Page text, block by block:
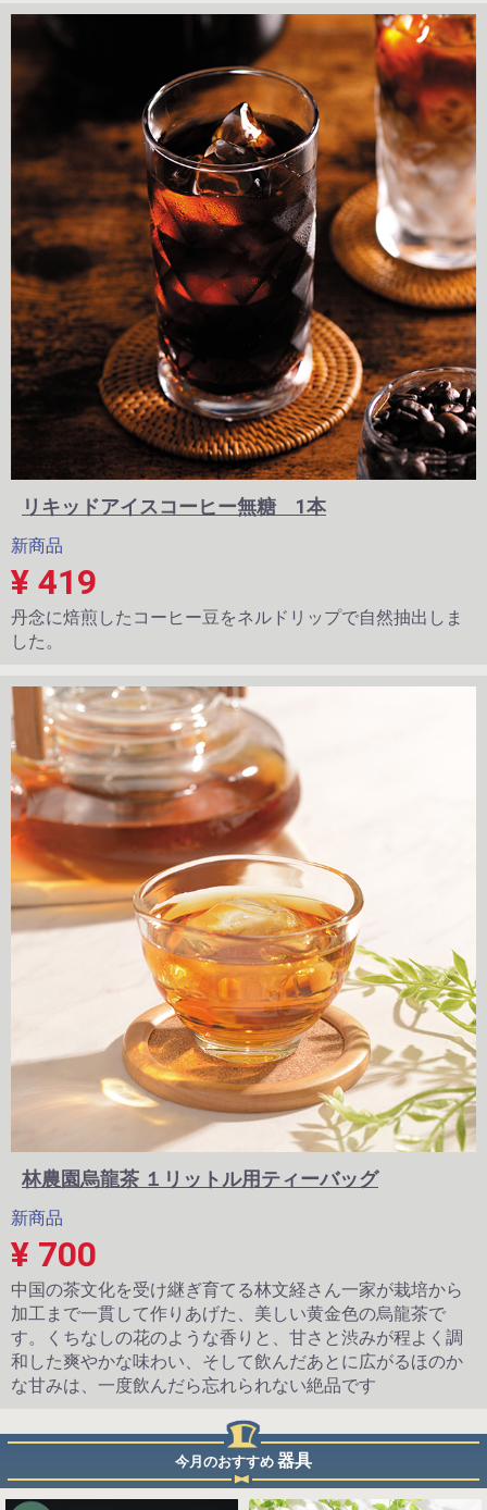
リキッドアイスコーヒー無糖 1本
新商品
¥ 419
丹念に焙煎したコーヒー豆をネルドリップで自然抽出しま
した。
林農園烏龍茶 １リットル用ティーバッグ
新商品
¥ 700
中国の茶文化を受け継ぎ育てる林文経さん一家が栽培から
加工まで一貫して作りあげた、美しい黄金色の烏龍茶で
す。くちなしの花のような香りと、甘さと渋みが程よく調
和した爽やかな味わい、そして飲んだあとに広がるほのか
な甘みは、一度飲んだら忘れられない絶品です
今月のおすすめ 器具